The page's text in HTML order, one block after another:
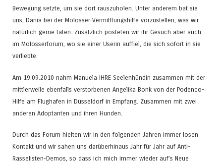
Bewegung setzte, um sie dort rauszuholen. Unter anderem bat sie
uns, Dania bei der Molosser-Vermitltungshilfe vorzustellen, was wir
natürlich gerne taten. Zusätzlich posteten wir ihr Gesuch aber auch
im Molosserforum, wo sie einer Userin auffiel, die sich sofort in sie
verliebte.
Am 19.09.2010 nahm Manuela IHRE Seelenhündin zusammen mit der
mittlerweile ebenfalls verstorbenen Angelika Bonk von der Podenco-
Hilfe am Flughafen in Düsseldorf in Empfang. Zusammen mit zwei
anderen Adoptanten und ihren Hunden.
Durch das Forum hielten wir in den folgenden Jahren immer losen
Kontakt und wir sahen uns darüberhinaus Jahr für Jahr auf Anti-
Rasselisten-Demos, so dass ich mich immer wieder auf’s Neue